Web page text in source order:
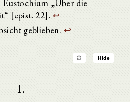
Eustochium „Über die
[epist. 22]. ↩
geblieben. ↩
Hide
1.